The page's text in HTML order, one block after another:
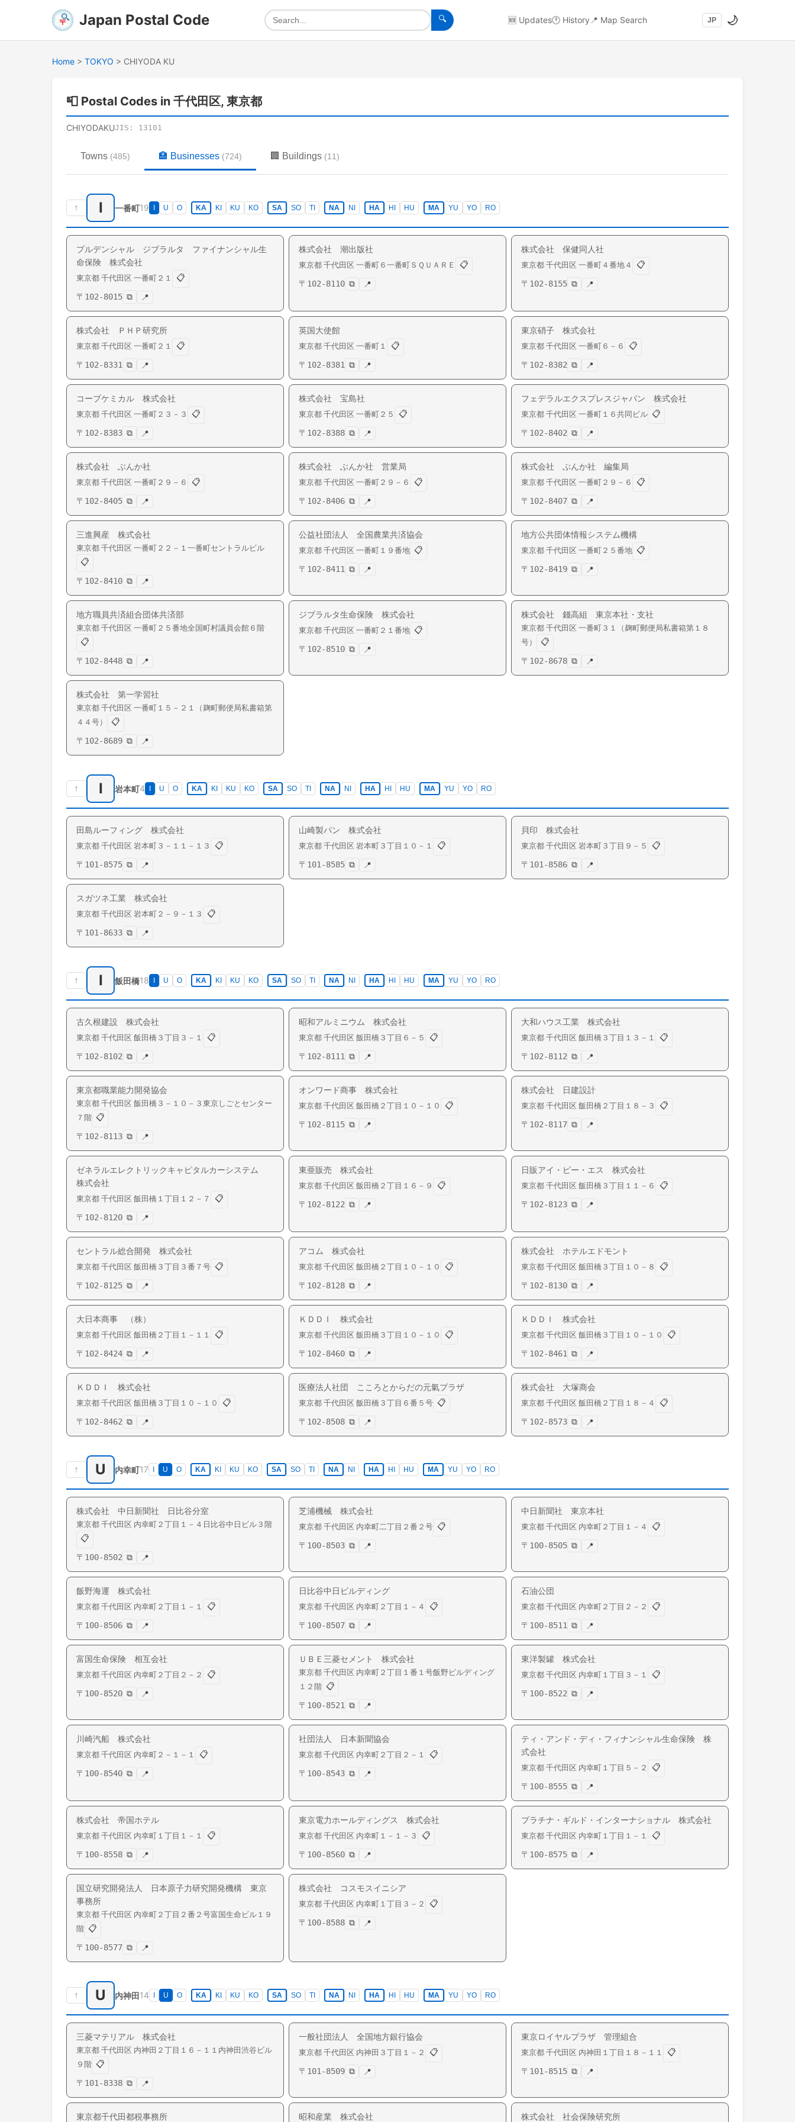
Japan Postal Code 🔍 🆕 Updates🕐 History 📍 Map Search JP 🌙
Home > TOKYO > CHIYODA KU
📮 Postal Codes in 千代田区, 東京都
CHIYODAKUJIS: 13101
Towns (485) 🏣 Businesses (724) 🏢 Buildings (11)
↑ I 一番町19 U O KA KI KU KO SA SO TI NA NI HA HI HU MA YU YO RO
プルデンシャル ジブラルタ ファイナンシャル生
命保険 株式会社
東京都 千代田区 一番町 ２１
📋
〒 102-8015 ⧉ 📍
株式会社 潮出版社
東京都 千代田区 一番町 ６一番町ＳＱＵＡＲＥ
📋
〒 102-8110 ⧉ 📍
株式会社 保健同人社
東京都 千代田区 一番町 ４番地４
📋
〒 102-8155 ⧉ 📍
株式会社 ＰＨＰ研究所
東京都 千代田区 一番町 ２１
📋
〒 102-8331 ⧉ 📍
英国大使館
東京都 千代田区 一番町 １
📋
〒 102-8381 ⧉ 📍
東京硝子 株式会社
東京都 千代田区 一番町 ６－６
📋
〒 102-8382 ⧉ 📍
コープケミカル 株式会社
東京都 千代田区 一番町 ２３－３
📋
〒 102-8383 ⧉ 📍
株式会社 宝島社
東京都 千代田区 一番町 ２５
📋
〒 102-8388 ⧉ 📍
フェデラルエクスプレスジャパン 株式会社
東京都 千代田区 一番町 １６共同ビル 📋
〒 102-8402 ⧉ 📍
株式会社 ぶんか社
東京都 千代田区 一番町 ２９－６
📋
〒 102-8405 ⧉ 📍
株式会社 ぶんか社 営業局
東京都 千代田区 一番町 ２９－６
📋
〒 102-8406 ⧉ 📍
株式会社 ぶんか社 編集局
東京都 千代田区 一番町 ２９－６
📋
〒 102-8407 ⧉ 📍
三進興産 株式会社
東京都 千代田区 一番町 ２２－１一番町セントラルビル
📋
〒 102-8410 ⧉ 📍
公益社団法人 全国農業共済協会
東京都 千代田区 一番町 １９番地 📋
〒 102-8411 ⧉ 📍
地方公共団体情報システム機構
東京都 千代田区 一番町 ２５番地 📋
〒 102-8419 ⧉ 📍
地方職員共済組合団体共済部
東京都 千代田区 一番町 ２５番地全国町村議員会館６階
📋
〒 102-8448 ⧉ 📍
ジブラルタ生命保険 株式会社
東京都 千代田区 一番町 ２１番地 📋
〒 102-8510 ⧉ 📍
株式会社 錢高組 東京本社・支社
東京都 千代田区 一番町 ３１（麹町郵便局私書箱第１８
号）
📋
〒 102-8678 ⧉ 📍
株式会社 第一学習社
東京都 千代田区 一番町 １５－２１（麹町郵便局私書箱第
４４号）
📋
〒 102-8689 ⧉ 📍
↑ I 岩本町4 U O KA KI KU KO SA SO TI NA NI HA HI HU MA YU YO RO
田島ルーフィング 株式会社
東京都 千代田区 岩本町 ３－１１－１３
📋
〒 101-8575 ⧉ 📍
山崎製パン 株式会社
東京都 千代田区 岩本町 ３丁目１０－１
📋
〒 101-8585 ⧉ 📍
貝印 株式会社
東京都 千代田区 岩本町 ３丁目９－５
📋
〒 101-8586 ⧉ 📍
スガツネ工業 株式会社
東京都 千代田区 岩本町 ２－９－１３
📋
〒 101-8633 ⧉ 📍
↑ I 飯田橋18 U O KA KI KU KO SA SO TI NA NI HA HI HU MA YU YO RO
古久根建設 株式会社
東京都 千代田区 飯田橋 ３丁目３－１
📋
〒 102-8102 ⧉ 📍
昭和アルミニウム 株式会社
東京都 千代田区 飯田橋 ３丁目６－５
📋
〒 102-8111 ⧉ 📍
大和ハウス工業 株式会社
東京都 千代田区 飯田橋 ３丁目１３－１
📋
〒 102-8112 ⧉ 📍
東京都職業能力開発協会
東京都 千代田区 飯田橋 ３－１０－３東京しごとセンター
７階 📋
〒 102-8113 ⧉ 📍
オンワード商事 株式会社
東京都 千代田区 飯田橋 ２丁目１０－１０
📋
〒 102-8115 ⧉ 📍
株式会社 日建設計
東京都 千代田区 飯田橋 ２丁目１８－３
📋
〒 102-8117 ⧉ 📍
ゼネラルエレクトリックキャピタルカーシステム
株式会社
東京都 千代田区 飯田橋 １丁目１２－７
📋
〒 102-8120 ⧉ 📍
東亜販売 株式会社
東京都 千代田区 飯田橋 ２丁目１６－９
📋
〒 102-8122 ⧉ 📍
日販アイ・ピー・エス 株式会社
東京都 千代田区 飯田橋 ３丁目１１－６
📋
〒 102-8123 ⧉ 📍
セントラル総合開発 株式会社
東京都 千代田区 飯田橋 ３丁目３番７号 📋
〒 102-8125 ⧉ 📍
アコム 株式会社
東京都 千代田区 飯田橋 ２丁目１０－１０
📋
〒 102-8128 ⧉ 📍
株式会社 ホテルエドモント
東京都 千代田区 飯田橋 ３丁目１０－８
📋
〒 102-8130 ⧉ 📍
大日本商事 （株）
東京都 千代田区 飯田橋 ２丁目１－１１
📋
〒 102-8424 ⧉ 📍
ＫＤＤＩ 株式会社
東京都 千代田区 飯田橋 ３丁目１０－１０
📋
〒 102-8460 ⧉ 📍
ＫＤＤＩ 株式会社
東京都 千代田区 飯田橋 ３丁目１０－１０
📋
〒 102-8461 ⧉ 📍
ＫＤＤＩ 株式会社
東京都 千代田区 飯田橋 ３丁目１０－１０
📋
〒 102-8462 ⧉ 📍
医療法人社団 こころとからだの元氣プラザ
東京都 千代田区 飯田橋 ３丁目６番５号 📋
〒 102-8508 ⧉ 📍
株式会社 大塚商会
東京都 千代田区 飯田橋 ２丁目１８－４
📋
〒 102-8573 ⧉ 📍
↑ U 内幸町17 U O KA KI KU KO SA SO TI NA NI HA HI HU MA YU YO RO
株式会社 中日新聞社 日比谷分室
東京都 千代田区 内幸町 ２丁目１－４日比谷中日ビル３階
📋
〒 100-8502 ⧉ 📍
芝浦機械 株式会社
東京都 千代田区 内幸町二丁目２番２号 📋
〒 100-8503 ⧉ 📍
中日新聞社 東京本社
東京都 千代田区 内幸町 ２丁目１－４
📋
〒 100-8505 ⧉ 📍
飯野海運 株式会社
東京都 千代田区 内幸町 ２丁目１－１
📋
〒 100-8506 ⧉ 📍
日比谷中日ビルディング
東京都 千代田区 内幸町 ２丁目１－４
📋
〒 100-8507 ⧉ 📍
石油公団
東京都 千代田区 内幸町 ２丁目２－２
📋
〒 100-8511 ⧉ 📍
富国生命保険 相互会社
東京都 千代田区 内幸町 ２丁目２－２
📋
〒 100-8520 ⧉ 📍
ＵＢＥ三菱セメント 株式会社
東京都 千代田区 内幸町 ２丁目１番１号飯野ビルディング
１２階 📋
〒 100-8521 ⧉ 📍
東洋製罐 株式会社
東京都 千代田区 内幸町 １丁目３－１
📋
〒 100-8522 ⧉ 📍
川崎汽船 株式会社
東京都 千代田区 内幸町 ２－１－１
📋
〒 100-8540 ⧉ 📍
社団法人 日本新聞協会
東京都 千代田区 内幸町 ２丁目２－１
📋
〒 100-8543 ⧉ 📍
ティ・アンド・ディ・フィナンシャル生命保険 株
式会社
東京都 千代田区 内幸町 １丁目５－２
📋
〒 100-8555 ⧉ 📍
株式会社 帝国ホテル
東京都 千代田区 内幸町 １丁目１－１
📋
〒 100-8558 ⧉ 📍
東京電力ホールディングス 株式会社
東京都 千代田区 内幸町 １－１－３
📋
〒 100-8560 ⧉ 📍
プラチナ・ギルド・インターナショナル 株式会社
東京都 千代田区 内幸町 １丁目１－１
📋
〒 100-8575 ⧉ 📍
国立研究開発法人 日本原子力研究開発機構 東京
事務所
東京都 千代田区 内幸町 ２丁目２番２号富国生命ビル１９
階 📋
〒 100-8577 ⧉ 📍
株式会社 コスモスイニシア
東京都 千代田区 内幸町 １丁目３－２
📋
〒 100-8588 ⧉ 📍
↑ U 内神田14 U O KA KI KU KO SA SO TI NA NI HA HI HU MA YU YO RO
三菱マテリアル 株式会社
東京都 千代田区 内神田 ２丁目１６－１１内神田渋谷ビル
９階 📋
〒 101-8338 ⧉ 📍
一般社団法人 全国地方銀行協会
東京都 千代田区 内神田 ３丁目１－２
📋
〒 101-8509 ⧉ 📍
東京ロイヤルプラザ 管理組合
東京都 千代田区 内神田 １丁目１８－１１
📋
〒 101-8515 ⧉ 📍
東京都千代田都税事務所 昭和産業 株式会社 株式会社 社会保険研究所